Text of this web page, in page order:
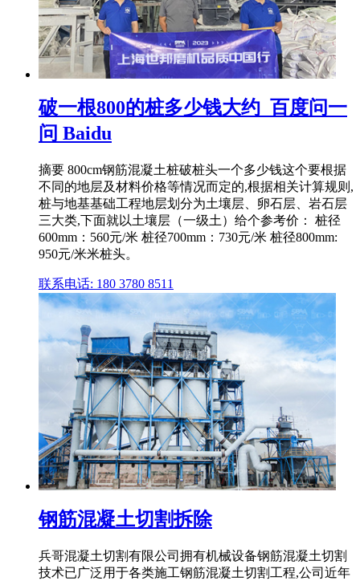
破一根800的桩多少钱大约_百度问一
问 Baidu
摘要 800cm钢筋混凝土桩破桩头一个多少钱这个要根据
不同的地层及材料价格等情况而定的,根据相关计算规则,
桩与地基基础工程地层划分为土壤层、卵石层、岩石层
三大类,下面就以土壤层（一级土）给个参考价： 桩径
600mm：560元/米 桩径700mm：730元/米 桩径800mm:
950元/米米桩头。
联系电话: 180 3780 8511
钢筋混凝土切割拆除
兵哥混凝土切割有限公司拥有机械设备钢筋混凝土切割
技术已广泛用于各类施工钢筋混凝土切割工程,公司近年